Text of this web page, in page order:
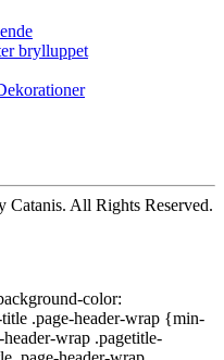
brylluppet
Catanis. All Rights Reserved.
color:
.page-header-wrap {min-
wrap .pagetitle-